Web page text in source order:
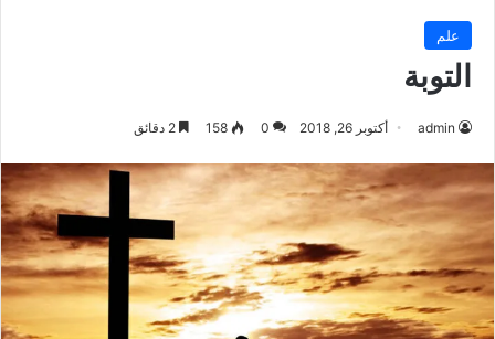
علم
التوبة
admin أكتوبر 26, 2018 0
158